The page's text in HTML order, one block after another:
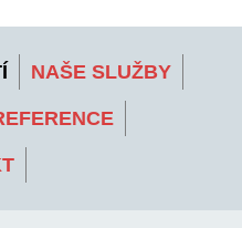
NAŠE SLUŽBY